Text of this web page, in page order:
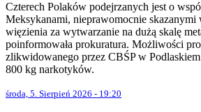
Czterech Polaków podejrzanych jest o
Meksykanami, nieprawomocnie skazanymi
więzienia za wytwarzanie na dużą skalę
poinformowała prokuratura. Możliwości
zlikwidowanego przez CBŚP w
800 kg narkotyków.
środa, 5. Sierpień 2026 - 19:20